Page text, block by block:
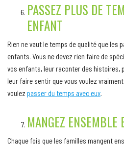
PASSEZ PLUS DE
ENFANT
Rien ne vaut le temps de qualité que les
enfants. Vous ne devez rien faire de
vos enfants, leur raconter des histoires,
leur faire sentir que vous voulez
voulez passer du temps avec eux.
MANGEZ ENSEMBLE
Chaque fois que les familles mangent